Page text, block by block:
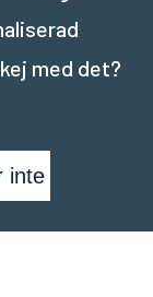
med det?
inte